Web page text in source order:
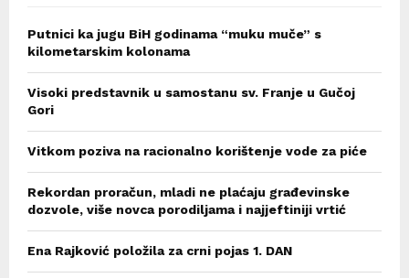
Putnici ka jugu BiH godinama “muku muče” s
kilometarskim kolonama
Visoki predstavnik u samostanu sv. Franje u Gučoj
Gori
Vitkom poziva na racionalno korištenje vode za piće
Rekordan proračun, mladi ne plaćaju građevinske
dozvole, više novca porodiljama i najjeftiniji vrtić
Ena Rajković položila za crni pojas 1. DAN